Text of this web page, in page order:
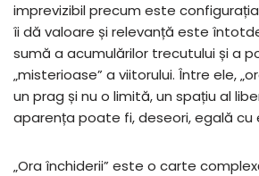
imprevizibil precum este
îi dă valoare și relevanță este
sumă a acumulărilor trecutului și a
„misterioase” a viitorului. Între ele,
un prag și nu o limită, un spațiu al
aparența poate fi, deseori, egală cu
„Ora închiderii” este o carte